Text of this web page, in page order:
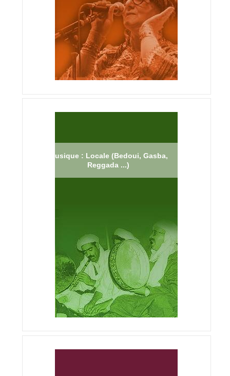
Musique : Locale (Bedoui, Gasba,
Reggada ...)